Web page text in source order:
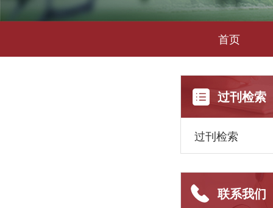
首页
过刊检索
过刊检索
联系我们